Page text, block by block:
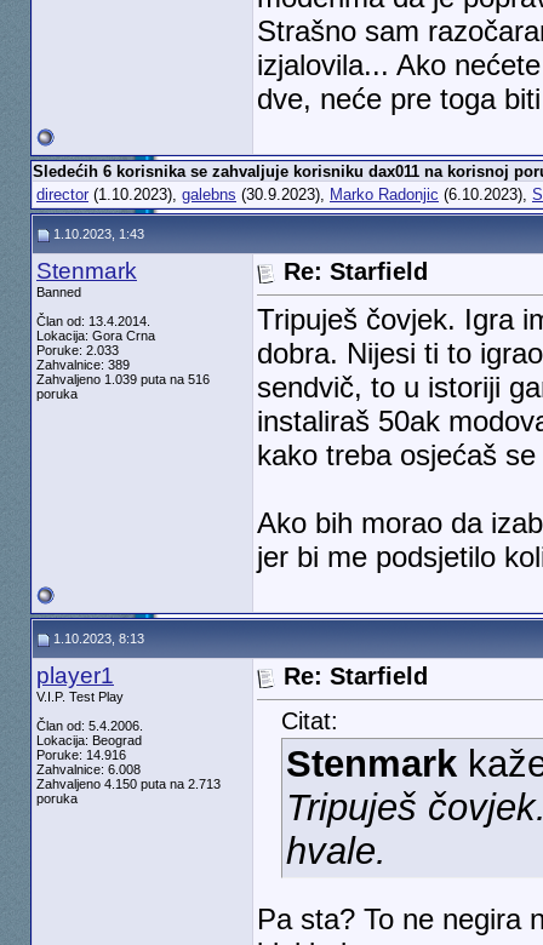
Strašno sam
izjalovila... Ako
dve, neće pre toga
Sledećih 6 korisnika se zahvaljuje korisniku dax011 na korisnoj
director(1.10.2023), galebns (30.9.2023), Marko Radonjic (6.10.2023),
1.10.2023, 1:43
Stenmark
Banned
Član od: 13.4.2014.
Lokacija: Gora Crna
Poruke: 2.033
Zahvalnice: 389
Zahvaljeno 1.039 puta na 516
poruka
Re: Starfield
Tripuješ čovjek. Igra
dobra. Nijesi ti to
sendvič, to u istoriji
instaliraš 50ak
kako treba osjećaš
Ako bih morao da
jer bi me podsjetilo
1.10.2023, 8:13
player1
V.I.P. Test Play
Član od: 5.4.2006.
Lokacija: Beograd
Poruke: 14.916
Zahvalnice: 6.008
Zahvaljeno 4.150 puta na 2.713
poruka
Re: Starfield
Citat:
Stenmark
Tripuješ
hvale.
Pa sta? To ne negira